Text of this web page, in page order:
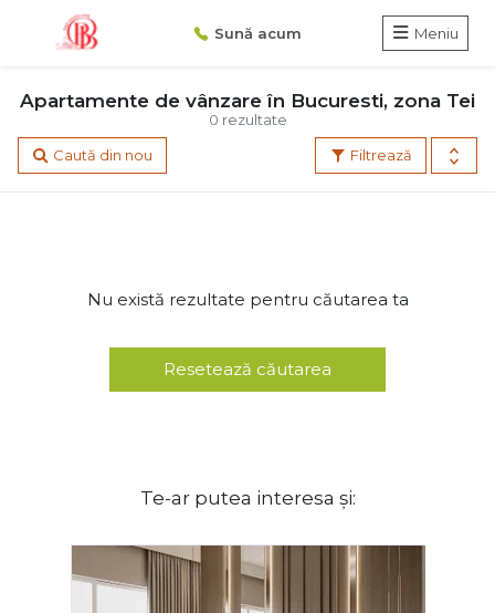
Sună acum Meniu
0 rezultate
Apartamente de vânzare în Bucuresti, zona Tei
Filtrează
Caută din nou
Nu există rezultate pentru căutarea ta
Resetează căutarea
Te-ar putea interesa și: